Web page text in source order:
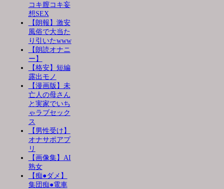
コキ膣コキ妄
想SEX
【朗報】激安
風俗で大当た
り引いたwww
【朗読オナニ
ー】
【格安】短編
露出モノ
【漫画版】未
亡人の母さん
と実家でいち
ゃラブセック
ス
【男性受け】
オナサポアプ
リ
【画像集】AI
熟女
【痴●ダメ】
集団痴●電車